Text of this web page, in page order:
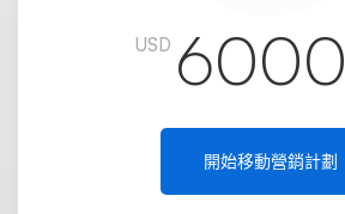
USD 6000
開始移動營銷計劃